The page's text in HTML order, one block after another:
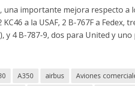
, una importante mejora respecto a
a la USAF, 2 B-767F a Fedex,
y 4 B-787-9, dos para United y
A350 airbus Aviones